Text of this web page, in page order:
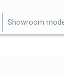
Showroom